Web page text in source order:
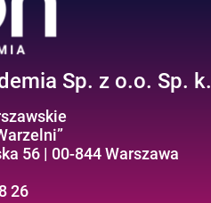
Sp. z o.o. Sp. k.
56 | 00-844 Warszawa
26